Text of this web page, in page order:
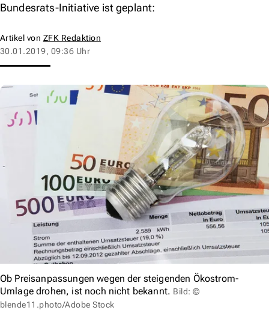
Bundesrats-Initiative ist geplant:
Artikel von ZFK Redaktion
30.01.2019, 09:36 Uhr
Ob Preisanpassungen wegen der steigenden Ökostrom-
Umlage drohen, ist noch nicht bekannt. Bild: ©
blende11.photo/Adobe Stock